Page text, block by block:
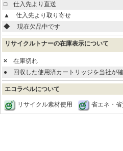
□仕入先より直送
▲
仕入先より取り寄せ
◆
現在欠品中です
リサイクルトナーの在庫表示について
× 在庫切れ
● 回収した使用済カートリッジを当社が
エコラベルについて
リサイクル素材使用 省エネ・